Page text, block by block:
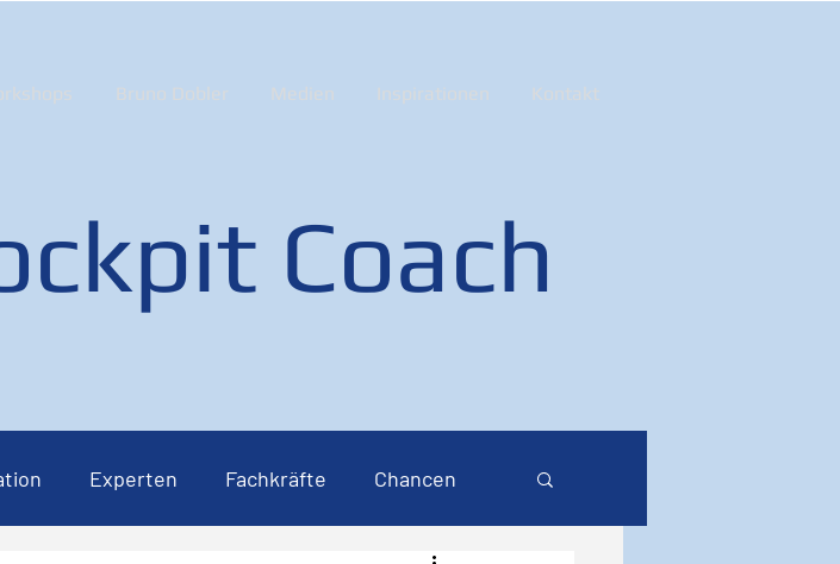
Bruno Dobler Medien Inspirationen Kontakt
Coach
Experten Fachkräfte Chancen